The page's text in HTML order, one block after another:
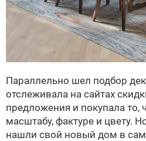
Параллельно шел подбор
отслеживала на сайтах
предложения и покупала то,
масштабу, фактуре и цвету.
нашли свой новый дом в